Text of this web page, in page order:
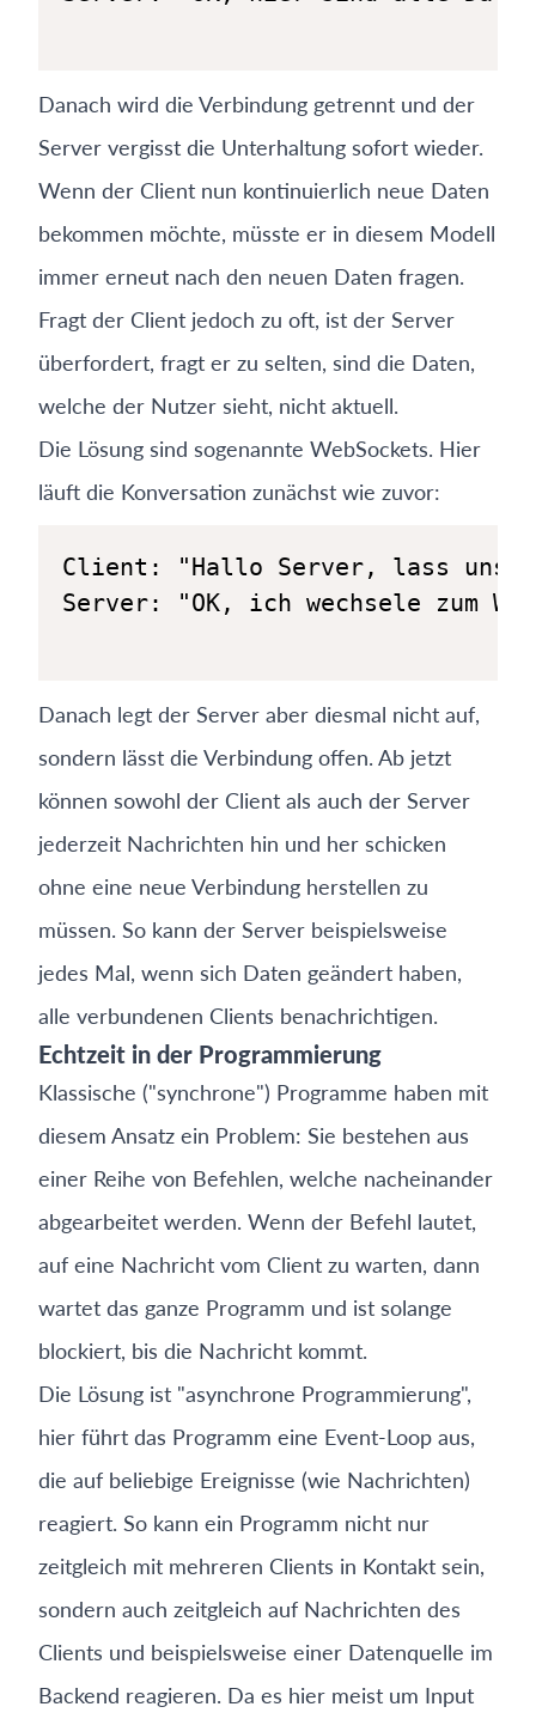
Danach wird die Verbindung getrennt und der
Server vergisst die Unterhaltung sofort wieder.
Wenn der Client nun kontinuierlich neue Daten
bekommen möchte, müsste er in diesem Modell
immer erneut nach den neuen Daten fragen.
Fragt der Client jedoch zu oft, ist der Server
überfordert, fragt er zu selten, sind die Daten,
welche der Nutzer sieht, nicht aktuell.
Die Lösung sind sogenannte WebSockets. Hier
läuft die Konversation zunächst wie zuvor:
Danach legt der Server aber diesmal nicht auf,
sondern lässt die Verbindung offen. Ab jetzt
können sowohl der Client als auch der Server
jederzeit Nachrichten hin und her schicken
ohne eine neue Verbindung herstellen zu
müssen. So kann der Server beispielsweise
jedes Mal, wenn sich Daten geändert haben,
alle verbundenen Clients benachrichtigen.
Echtzeit in der Programmierung
Klassische ("synchrone") Programme haben mit
diesem Ansatz ein Problem: Sie bestehen aus
einer Reihe von Befehlen, welche nacheinander
abgearbeitet werden. Wenn der Befehl lautet,
auf eine Nachricht vom Client zu warten, dann
wartet das ganze Programm und ist solange
blockiert, bis die Nachricht kommt.
Die Lösung ist "asynchrone Programmierung",
hier führt das Programm eine Event-Loop aus,
die auf beliebige Ereignisse (wie Nachrichten)
reagiert. So kann ein Programm nicht nur
zeitgleich mit mehreren Clients in Kontakt sein,
sondern auch zeitgleich auf Nachrichten des
Clients und beispielsweise einer Datenquelle im
Backend reagieren. Da es hier meist um Input